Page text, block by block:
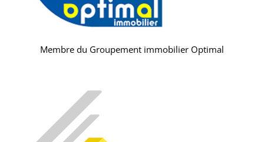
Membre du Groupement immobilier Optimal